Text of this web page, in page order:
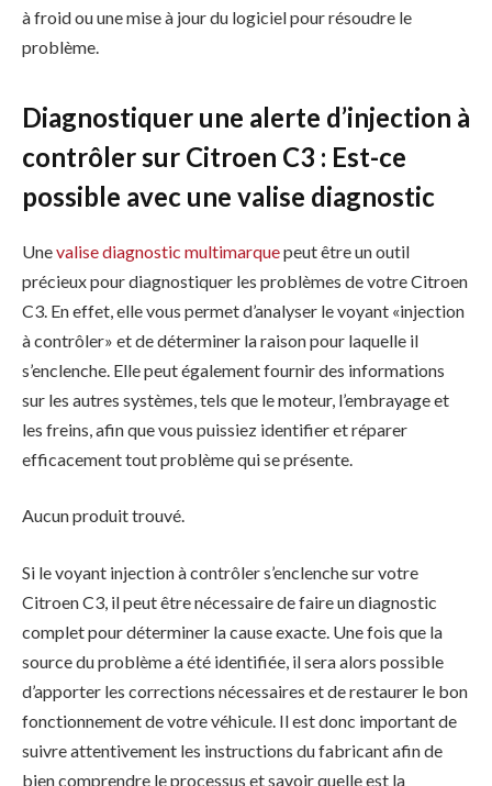
à froid ou une mise à jour du logiciel pour résoudre le
problème.
Diagnostiquer une alerte d’injection à
contrôler sur Citroen C3 : Est-ce
possible avec une valise diagnostic
Unevalise diagnostic multimarquepeut être un outil
précieux pour diagnostiquer les problèmes de votre Citroen
C3. En effet, elle vous permet d’analyser le voyant «injection
à contrôler» et de déterminer la raison pour laquelle il
s’enclenche. Elle peut également fournir des informations
sur les autres systèmes, tels que le moteur, l’embrayage et
les freins, afin que vous puissiez identifier et réparer
efficacement tout problème qui se présente.
Aucun produit trouvé.
Si le voyant injection à contrôler s’enclenche sur votre
Citroen C3, il peut être nécessaire de faire un diagnostic
complet pour déterminer la cause exacte. Une fois que la
source du problème a été identifiée, il sera alors possible
d’apporter les corrections nécessaires et de restaurer le bon
fonctionnement de votre véhicule. Il est donc important de
suivre attentivement les instructions du fabricant afin de
bien comprendre le processus et savoir quelle est la